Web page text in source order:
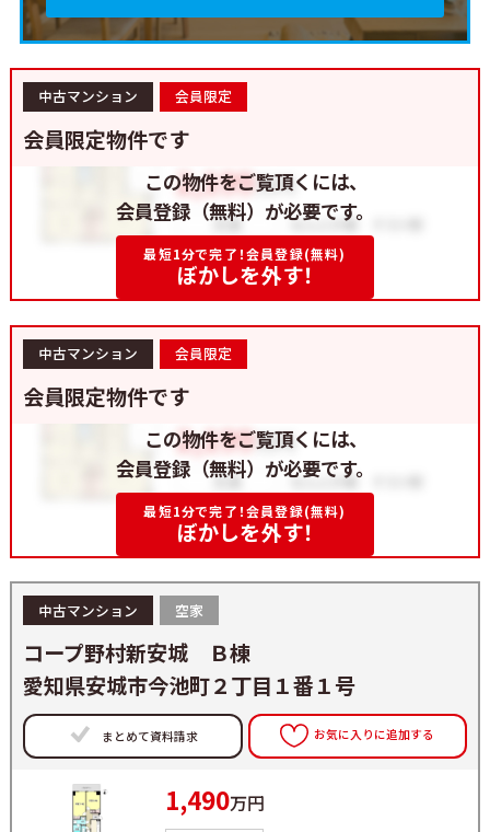
中古マンション 会員限定
会員限定物件です
この物件をご覧頂くには、
会員登録（無料）が必要です。
最短1分で完了！会員登録(無料)
ぼかしを外す！
中古マンション 会員限定
会員限定物件です
この物件をご覧頂くには、
会員登録（無料）が必要です。
最短1分で完了！会員登録(無料)
ぼかしを外す！
中古マンション 空家
コープ野村新安城 Ｂ棟
愛知県安城市今池町２丁目１番１号
まとめて資料請求 お気に入りに追加する
1,490万円